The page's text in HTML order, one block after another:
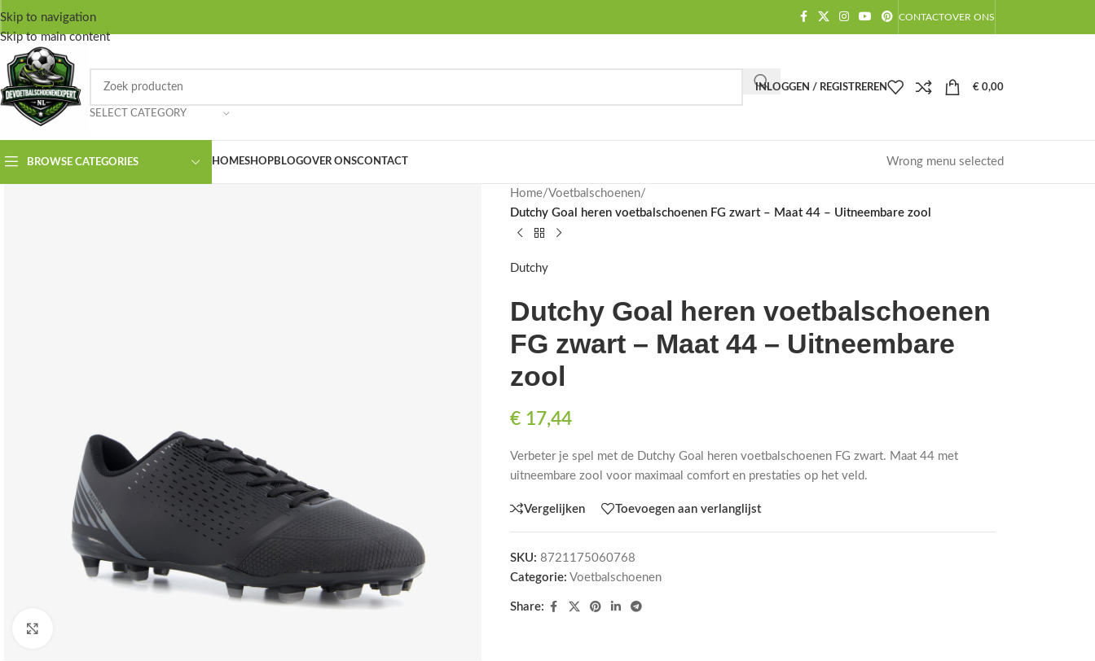
Skip to navigation
Skip to main content
CONTACTOVER ONS
SELECT CATEGORY
INLOGGEN / REGISTREREN € 0,00
BROWSE CATEGORIES HOMESHOPBLOGOVER ONSCONTACT Wrong menu selected
Home/Voetbalschoenen/
Dutchy Goal heren voetbalschoenen FG zwart – Maat 44 – Uitneembare zool
Dutchy
Dutchy Goal heren voetbalschoenen
FG zwart – Maat 44 – Uitneembare
zool
€17,44
Verbeter je spel met de Dutchy Goal heren voetbalschoenen FG zwart. Maat 44 met
uitneembare zool voor maximaal comfort en prestaties op het veld.
Vergelijken Toevoegen aan verlanglijst
SKU: 8721175060768
Categorie: Voetbalschoenen
Share: